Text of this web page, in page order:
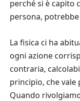
perché si è capito
persona,
La fisica ci ha
ogni azione
contraria,
principio, che vale
Quando